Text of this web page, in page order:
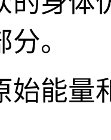
。
始能量